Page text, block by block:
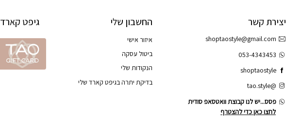
החשבון שלי
איזור אישי
ביטול עסקה
הנקודות שלי
בדיקת יתרה בגיפט קארד שלי
יצירת קשר
shoptaostyle@gmail.com
053-4343453
shoptaostyle
@tao.style
פסס...יש לנו קבוצת וואטסאפ סודית
לחצו כאן כדי להצטרף
גיפט קארד